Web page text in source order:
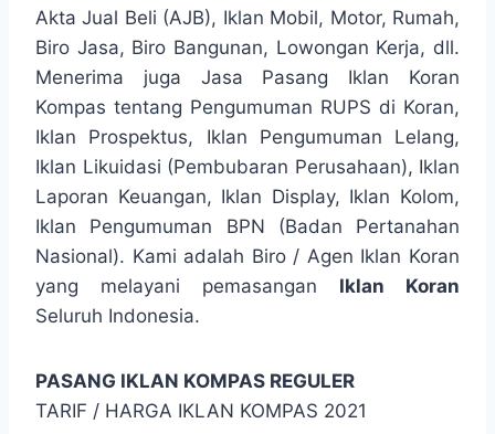
Akta Jual Beli (AJB), Iklan Mobil, Motor, Rumah,
Biro Jasa, Biro Bangunan, Lowongan Kerja, dll.
Menerima juga Jasa Pasang Iklan Koran
Kompas tentang Pengumuman RUPS di Koran,
Iklan Prospektus, Iklan Pengumuman Lelang,
Iklan Likuidasi (Pembubaran Perusahaan), Iklan
Laporan Keuangan, Iklan Display, Iklan Kolom,
Iklan Pengumuman BPN (Badan Pertanahan
Nasional). Kami adalah Biro / Agen Iklan Koran
yang melayani pemasangan Iklan Koran
Seluruh Indonesia.
PASANG IKLAN KOMPAS REGULER
TARIF / HARGA IKLAN KOMPAS 2021